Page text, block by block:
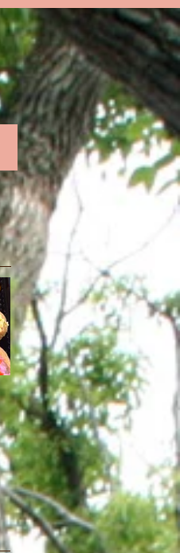
感謝祭にお越し頂き
ありがとうございま
した